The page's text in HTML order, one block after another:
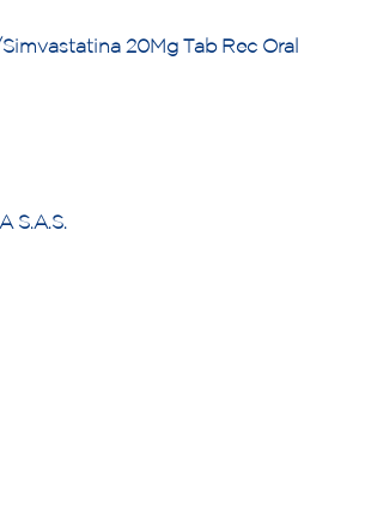
20Mg Tab Rec Oral
S.A.S.